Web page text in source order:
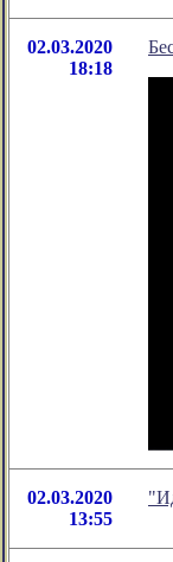
02.03.2020
18:18
02.03.2020
13:55